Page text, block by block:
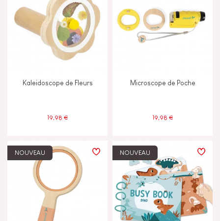
4 - 5 ans
6 - 7 ans
8+ 8 ans et +
JANOD S'ENGAGE
Fabriqué en France
Jouet certifié FSC®
Kaleidoscope de Fleurs
19,98 €
Microscope de Poche
19,98 €
NOUVEAU NOUVEAU